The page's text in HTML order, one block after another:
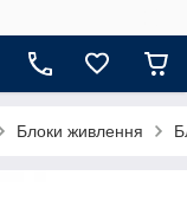
Блоки живлення